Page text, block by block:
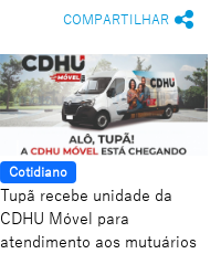
COMPARTILHAR
Cotidiano
Tupã recebe unidade da
CDHU Móvel para
atendimento aos mutuários